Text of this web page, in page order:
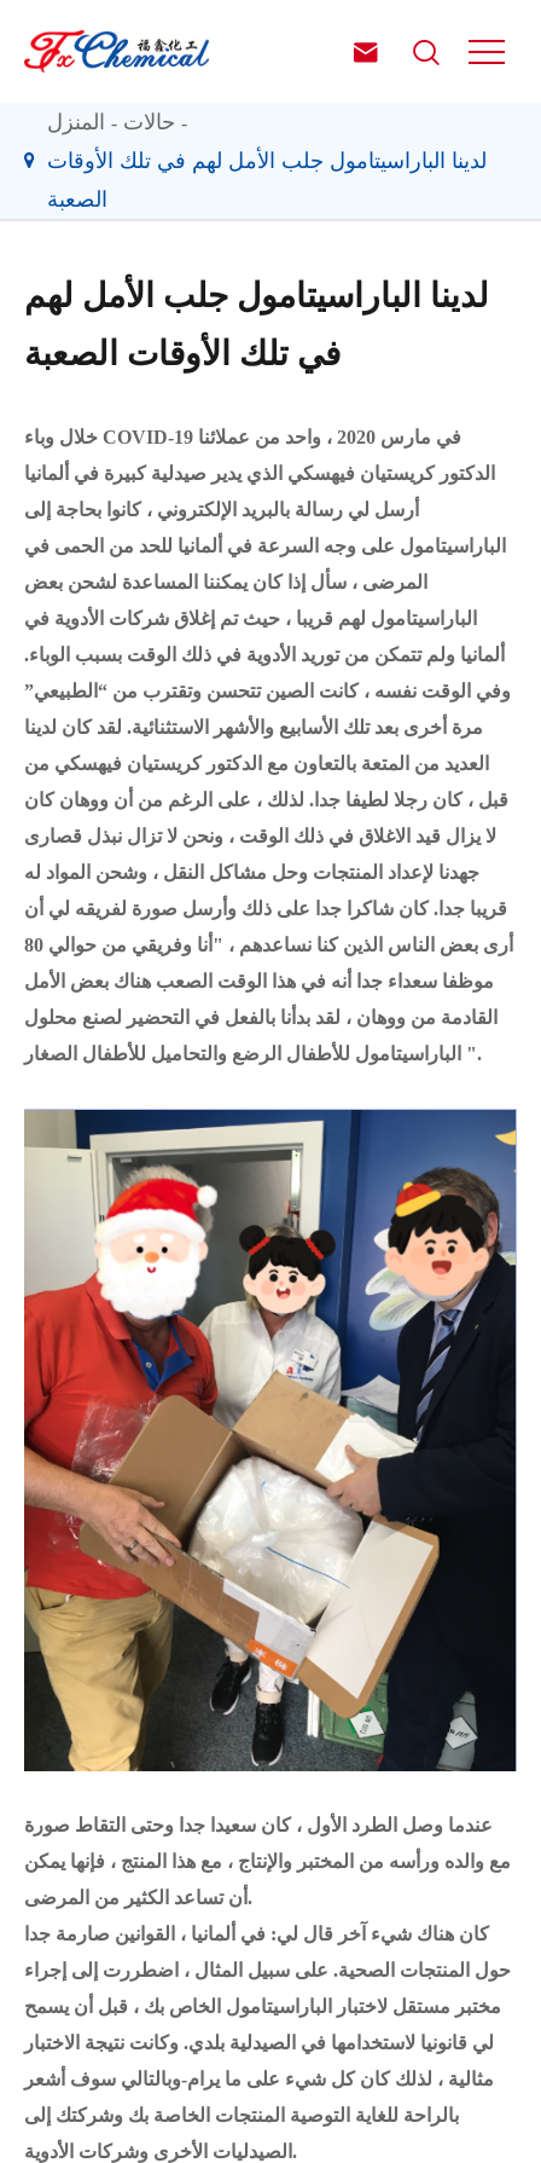
 
المنزل
حالات
لدينا الباراسيتامول جلب الأمل لهم في تلك الأوقات
الصعبة
لدينا الباراسيتامول جلب الأمل لهم
في تلك الأوقات الصعبة
خلال وباء COVID-19 في مارس 2020 ، واحد من عملائنا
الدكتور كريستيان فيهسكي الذي يدير صيدلية كبيرة في ألمانيا
أرسل لي رسالة بالبريد الإلكتروني ، كانوا بحاجة إلى
الباراسيتامول على وجه السرعة في ألمانيا للحد من الحمى في
المرضى ، سأل إذا كان يمكننا المساعدة لشحن بعض
الباراسيتامول لهم قريبا ، حيث تم إغلاق شركات الأدوية في
ألمانيا ولم تتمكن من توريد الأدوية في ذلك الوقت بسبب الوباء.
وفي الوقت نفسه ، كانت الصين تتحسن وتقترب من “الطبيعي”
مرة أخرى بعد تلك الأسابيع والأشهر الاستثنائية. لقد كان لدينا
العديد من المتعة بالتعاون مع الدكتور كريستيان فيهسكي من
قبل ، كان رجلا لطيفا جدا. لذلك ، على الرغم من أن ووهان كان
لا يزال قيد الاغلاق في ذلك الوقت ، ونحن لا تزال نبذل قصارى
جهدنا لإعداد المنتجات وحل مشاكل النقل ، وشحن المواد له
قريبا جدا. كان شاكرا جدا على ذلك وأرسل صورة لفريقه لي أن
أرى بعض الناس الذين كنا نساعدهم ، "أنا وفريقي من حوالي 80
موظفا سعداء جدا أنه في هذا الوقت الصعب هناك بعض الأمل
القادمة من ووهان ، لقد بدأنا بالفعل في التحضير لصنع محلول
الباراسيتامول للأطفال الرضع والتحاميل للأطفال الصغار ".
عندما وصل الطرد الأول ، كان سعيدا جدا وحتى التقاط صورة
مع والده ورأسه من المختبر والإنتاج ، مع هذا المنتج ، فإنها يمكن
أن تساعد الكثير من المرضى.
كان هناك شيء آخر قال لي: في ألمانيا ، القوانين صارمة جدا
حول المنتجات الصحية. على سبيل المثال ، اضطررت إلى إجراء
مختبر مستقل لاختبار الباراسيتامول الخاص بك ، قبل أن يسمح
لي قانونيا لاستخدامها في الصيدلية بلدي. وكانت نتيجة الاختبار
مثالية ، لذلك كان كل شيء على ما يرام-وبالتالي سوف أشعر
بالراحة للغاية التوصية المنتجات الخاصة بك وشركتك إلى
الصيدليات الأخرى وشركات الأدوية.